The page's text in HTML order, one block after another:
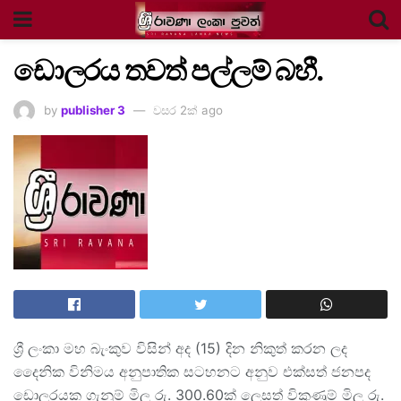
ඩොලරය තවත් පල්ලම් බහී.
by publisher 3 වසර 2ක් ago
ශ්‍රී ලංකා මහ බැංකුව විසින් අද (15) දින නිකුත් කරන ලද
දෛනික විනිමය අනුපාතික සටහනට අනුව එක්සත් ජනපද
ඩොලරයක ගැනුම් මිල රු. 300.60ක් ලෙසත් විකුණුම් මිල රු.